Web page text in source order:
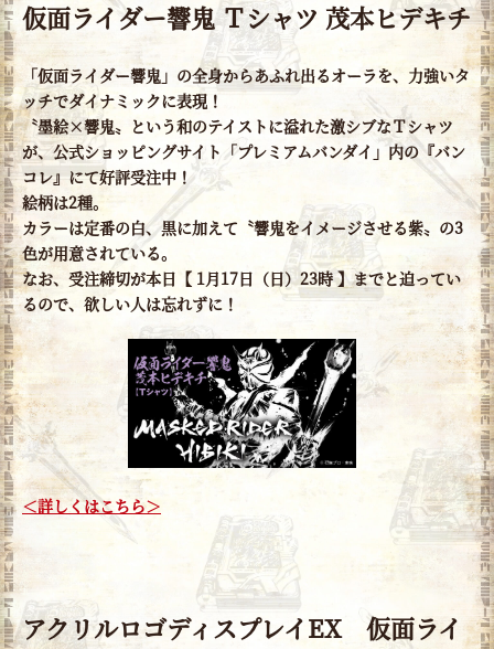
仮面ライダー響鬼 Ｔシャツ 茂本ヒデキチ
「仮面ライダー響鬼」の全身からあふれ出るオーラを、力強いタ
ッチでダイナミックに表現！
〝墨絵×響鬼〟という和のテイストに溢れた激シブなＴシャツ
が、公式ショッピングサイト「プレミアムバンダイ」内の『バン
コレ』にて好評受注中！
絵柄は2種。
カラーは定番の白、黒に加えて〝響鬼をイメージさせる紫〟の3
色が用意されている。
なお、受注締切が本日【 1月17日（日）23時 】までと迫ってい
るので、欲しい人は忘れずに！
＜詳しくはこちら＞
アクリルロゴディスプレイEX 仮面ライ